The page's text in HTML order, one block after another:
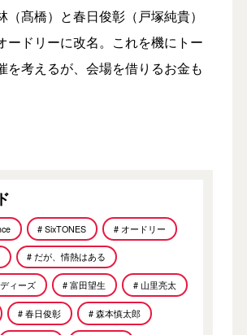
（髙橋）と春日俊彰（戸塚純貴）
ードリーに改名。これを機にトー
を考えるが、会場を借りるお金も
# SixTONES # オードリー
# だが、情熱はある
ィーズ # 富田望生 # 山里亮太
# 春日俊彰 # 森本慎太郎